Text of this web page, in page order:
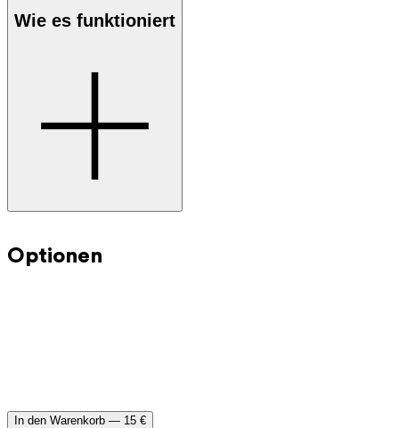
Wie es funktioniert
digitalen Geschenkgutschein in deinen Warenkorb.
Optionen
In den Warenkorb — 15 €